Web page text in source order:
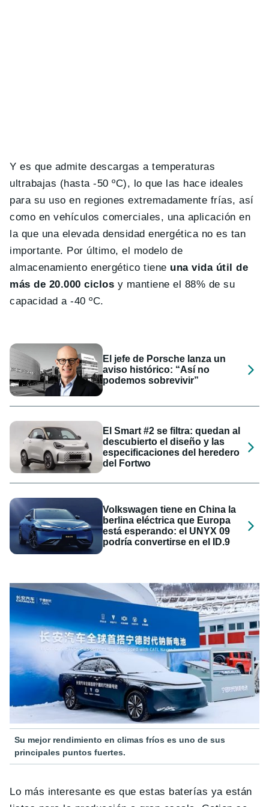
Y es que admite descargas a temperaturas
ultrabajas (hasta -50 ºC), lo que las hace ideales
para su uso en regiones extremadamente frías, así
como en vehículos comerciales, una aplicación en
la que una elevada densidad energética no es tan
importante. Por último, el modelo de
almacenamiento energético tiene una vida útil de
más de 20.000 ciclos y mantiene el 88% de su
capacidad a -40 ºC.
El jefe de Porsche lanza un
aviso histórico: “Así no
podemos sobrevivir”
El Smart #2 se filtra: quedan al
descubierto el diseño y las
especificaciones del heredero
del Fortwo
Volkswagen tiene en China la
berlina eléctrica que Europa
está esperando: el UNYX 09
podría convertirse en el ID.9
Su mejor rendimiento en climas fríos es uno de sus
principales puntos fuertes.
Lo más interesante es que estas baterías ya están